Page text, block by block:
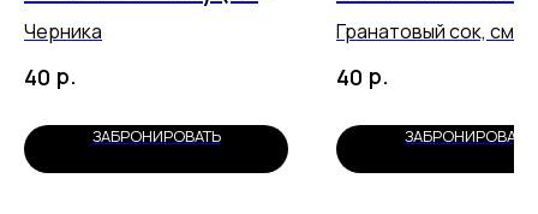
затяжек)
Черника
40 р.
ЗАБРОНИРОВАТЬ
(5500 затяжек)
Гранатовый сок,
40 р.
ЗАБРОНИРОВАТЬ